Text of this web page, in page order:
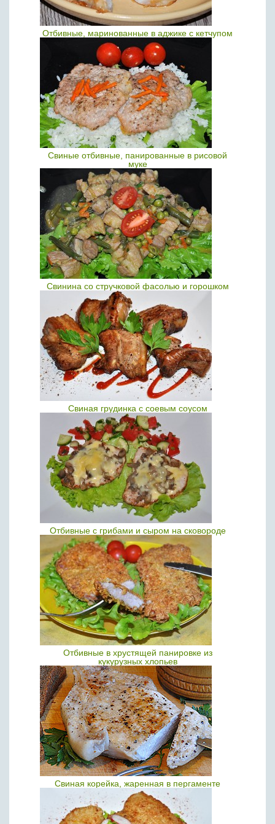
Отбивные, маринованные в аджике с кетчупом
Свиные отбивные, панированные в рисовой
муке
Свинина со стручковой фасолью и горошком
Свиная грудинка с соевым соусом
Отбивные с грибами и сыром на сковороде
Отбивные в хрустящей панировке из
кукурузных хлопьев
Свиная корейка, жаренная в пергаменте